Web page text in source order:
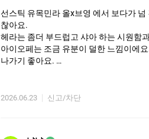
선스틱 유목민라 올x브영 에서 보다가
찮아요.
헤라는 좀더 부드럽고 샤아 하는 시원함
아이오페는 조금 유분이 덜한 느낌이에
나가기 좋아요.
2026.06.23 신고/차단